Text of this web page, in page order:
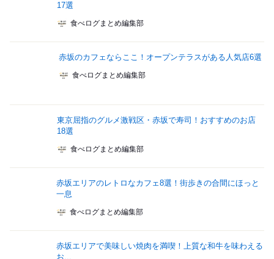
17選
食べログまとめ編集部
赤坂のカフェならここ！オープンテラスがある人気店6選
食べログまとめ編集部
東京屈指のグルメ激戦区・赤坂で寿司！おすすめのお店
18選
食べログまとめ編集部
赤坂エリアのレトロなカフェ8選！街歩きの合間にほっと
一息
食べログまとめ編集部
赤坂エリアで美味しい焼肉を満喫！上質な和牛を味わえる
お...